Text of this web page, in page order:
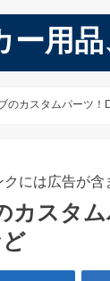
ー用
のカスタムパーツ
には広告が含
カスタ